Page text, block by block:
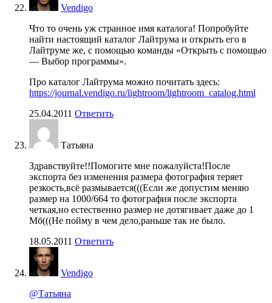
Vendigo
Что то очень уж странное имя каталога! Попробуйте
найти настоящий каталог Лайтрума и открыть его в
Лайтруме же, с помощью команды «Открыть с помощью
— Выбор программы».
Про каталог Лайтрума можно почитать здесь:
https://journal.vendigo.ru/lightroom/lightroom_catalog.html
25.04.2011 Ответить
Татьяна
Здравствуйте!!Помогите мне пожалуйста!После
экспорта без изменения размера фотография теряет
резкость,всё размывается(((Если же допустим меняю
размер на 1000/664 то фотография после экспорта
четкая,но естественно размер не дотягивает даже до 1
Мб(((Не пойму в чем дело,раньше так не было.
18.05.2011 Ответить
Vendigo
@Татьяна